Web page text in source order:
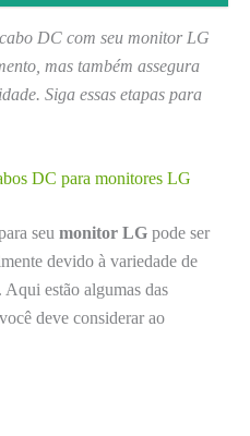
DC com seu monitor LG
mas também assegura
Siga essas etapas para
DC para monitores LG
seu monitor LG pode ser
devido à variedade de
estão algumas das
deve considerar ao